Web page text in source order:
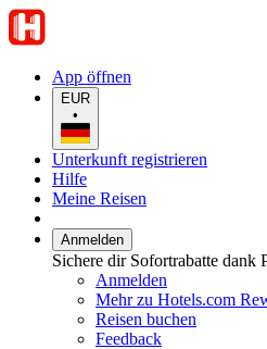
App öffnen
EUR
•
Unterkunft registrieren
Hilfe
Meine Reisen
Anmelden
Sichere dir Sofortrabatte dank
Anmelden
Mehr zu Hotels.com
Reisen buchen
Feedback